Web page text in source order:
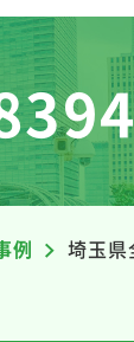
例 埼玉県